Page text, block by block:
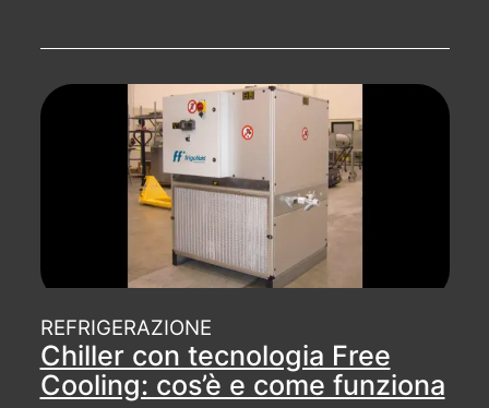
REFRIGERAZIONE
Chiller con tecnologia Free
Cooling: cos’è e come funziona